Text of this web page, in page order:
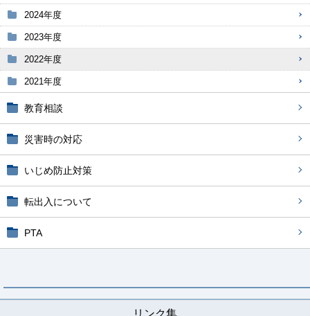
2024年度
2023年度
2022年度
2021年度
教育相談
災害時の対応
いじめ防止対策
転出入について
PTA
リンク集